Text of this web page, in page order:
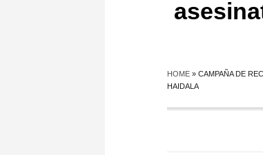
HOME » CAMPAÑA DE
HAIDALA